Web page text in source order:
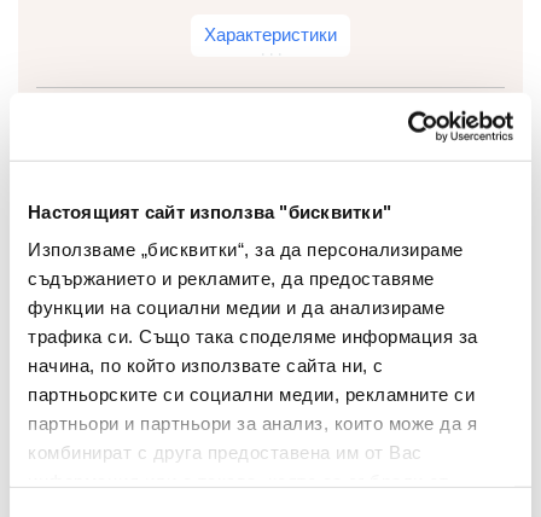
Настоящият сайт използва "бисквитки"
Използваме „бисквитки“, за да персонализираме
съдържанието и рекламите, да предоставяме
функции на социални медии и да анализираме
трафика си. Също така споделяме информация за
начина, по който използвате сайта ни, с
партньорските си социални медии, рекламните си
партньори и партньори за анализ, които може да я
комбинират с друга предоставена им от Вас
Характеристики
Цвят
Материал Метал
Комплект Да